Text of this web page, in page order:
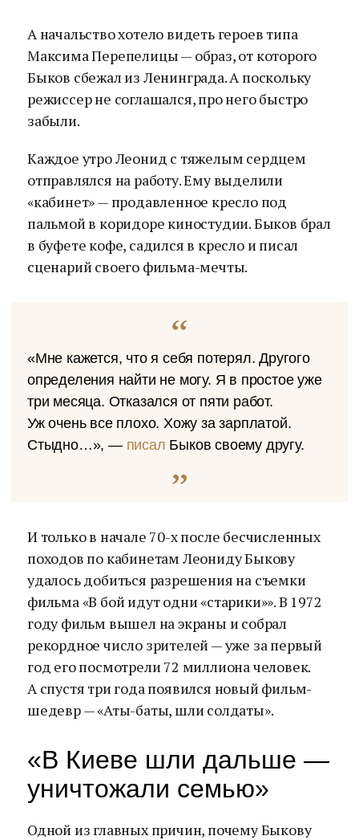
А начальство хотело видеть героев типа
Максима Перепелицы — образ, от которого
Быков сбежал из Ленинграда. А поскольку
режиссер не соглашался, про него быстро
забыли.
Каждое утро Леонид с тяжелым сердцем
отправлялся на работу. Ему выделили
«кабинет» — продавленное кресло под
пальмой в коридоре киностудии. Быков брал
в буфете кофе, садился в кресло и писал
сценарий своего фильма-мечты.
«Мне кажется, что я себя потерял. Другого
определения найти не могу. Я в простое уже
три месяца. Отказался от пяти работ.
Уж очень все плохо. Хожу за зарплатой.
Стыдно…», — писал Быков своему другу.
И только в начале 70-х после бесчисленных
походов по кабинетам Леониду Быкову
удалось добиться разрешения на съемки
фильма «В бой идут одни «старики»». В 1972
году фильм вышел на экраны и собрал
рекордное число зрителей — уже за первый
год его посмотрели 72 миллиона человек.
А спустя три года появился новый фильм-
шедевр — «Аты-баты, шли солдаты».
«В Киеве шли дальше —
уничтожали семью»
Одной из главных причин, почему Быкову